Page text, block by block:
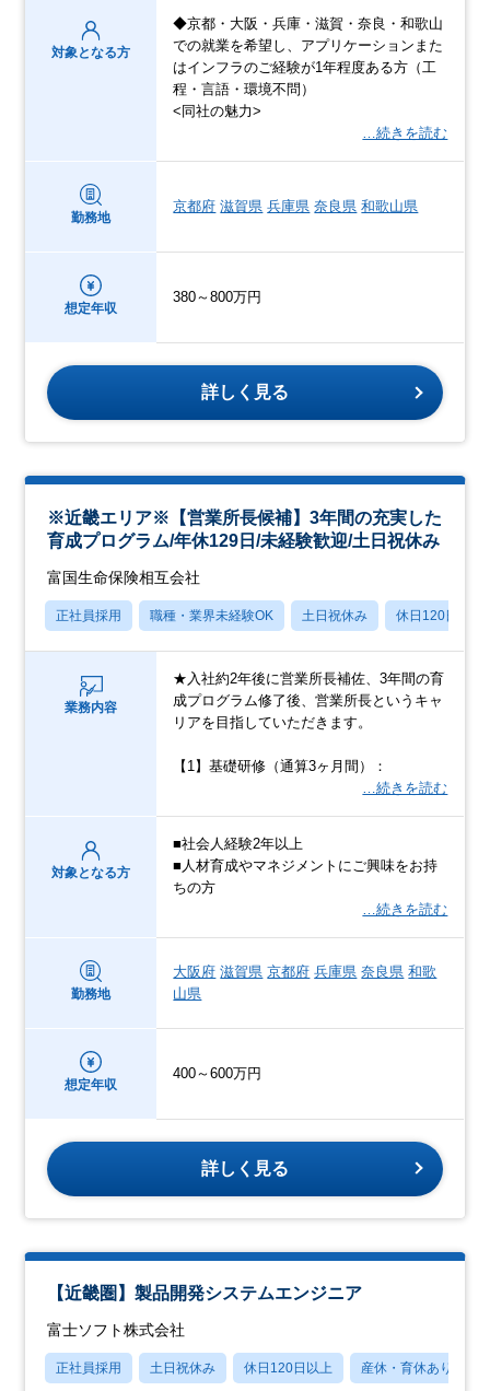
対象となる方
◆京都・大阪・兵庫・滋賀・奈良・和歌山
での就業を希望し、アプリケーションまた
はインフラのご経験が1年程度ある方（工
程・言語・環境不問）
<同社の魅力>
…続きを読む
勤務地
京都府 滋賀県 兵庫県 奈良県 和歌山県
想定年収
380～800万円
詳しく見る
※近畿エリア※【営業所長候補】3年間の充実した
育成プログラム/年休129日/未経験歓迎/土日祝休み
富国生命保険相互会社
正社員採用 職種・業界未経験OK 土日祝休み 休日120日以上
業務内容
★入社約2年後に営業所長補佐、3年間の育
成プログラム修了後、営業所長というキャ
リアを目指していただきます。
【1】基礎研修（通算3ヶ月間）：
…続きを読む
対象となる方
■社会人経験2年以上
■人材育成やマネジメントにご興味をお持
ちの方
…続きを読む
勤務地
大阪府 滋賀県 京都府 兵庫県 奈良県 和歌
山県
想定年収
400～600万円
詳しく見る
【近畿圏】製品開発システムエンジニア
富士ソフト株式会社
正社員採用 土日祝休み 休日120日以上 産休・育休あり